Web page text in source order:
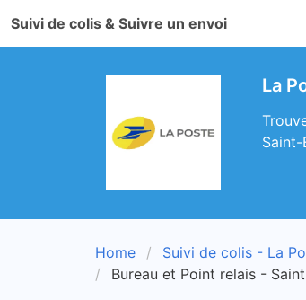
Suivi de colis & Suivre un envoi
La
Saint-
Home Suivi de colis - La
Bureau et Point relais -